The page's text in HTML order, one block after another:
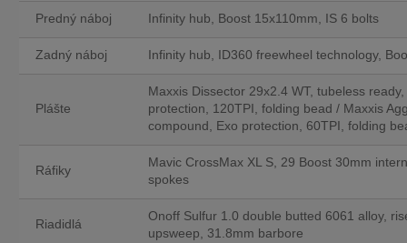
Predný náboj Infinity hub, Boost 15x110mm, IS 6 bolts
Zadný náboj Infinity hub, ID360 freewheel technology,
Plášte
Maxxis Dissector 29x2.4 WT, tubeless
protection, 120TPI, folding bead / Maxxis
compound, Exo protection, 60TPI, folding
Ráfiky
Mavic CrossMax XL S, 29 Boost 30mm
spokes
Riadidlá
Onoff Sulfur 1.0 double butted 6061 alloy,
upsweep, 31.8mm barbore